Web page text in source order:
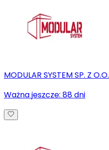
MODULAR SYSTEM SP. Z O.O.
Ważna jeszcze: 88dni